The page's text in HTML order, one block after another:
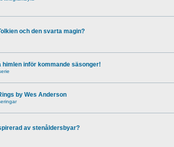
och den svarta magin?
himlen inför kommande säsonger!
by Wes Anderson
av stenåldersbyar?